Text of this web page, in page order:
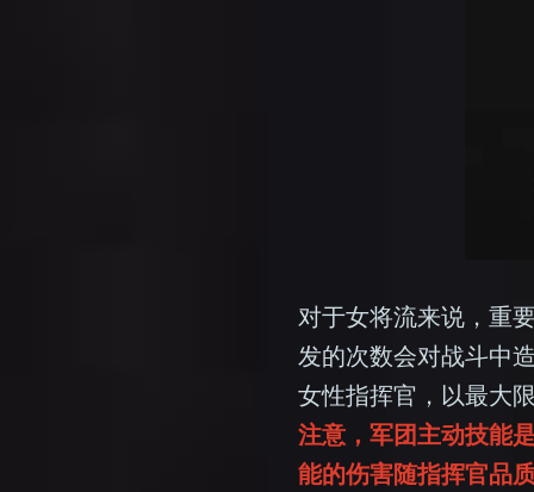
对于女将流来说，重
发的次数会对战斗中
女性指挥官，以最大
注意，军团主动技能
能的伤害随指挥官品